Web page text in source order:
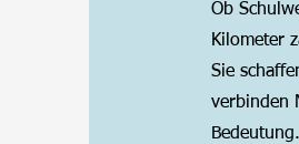
Ob
Kilometer
Sie
verbinden
Bedeutung.